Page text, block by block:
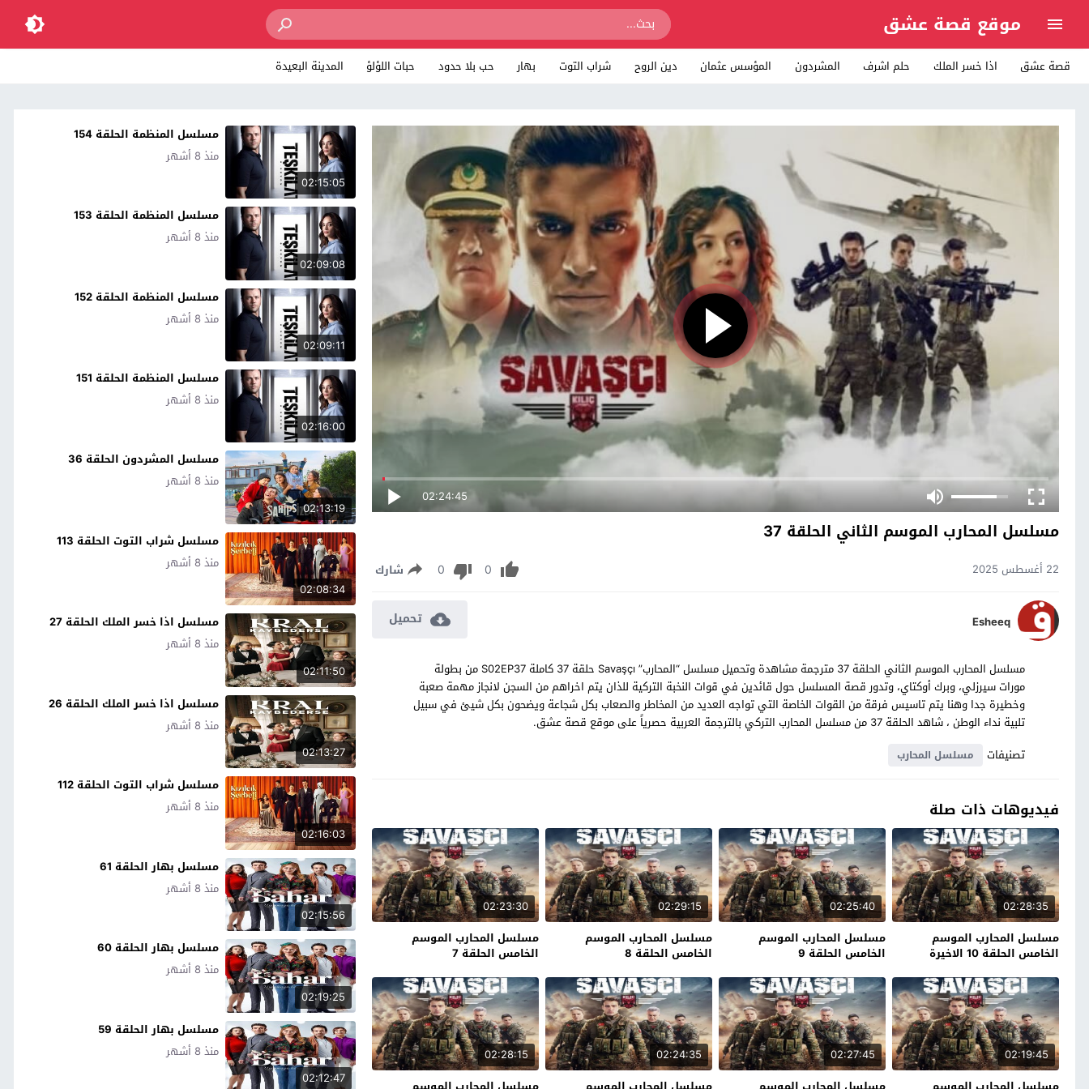
موقع قصة عشق
قصة عشق اذا خسر الملك حلم اشرف المشردون المؤسس عثمان دين الروح شراب التوت بهار حب بلا حدود حبات اللؤلؤ المدينة البعيدة
02:24:45
مسلسل المحارب الموسم الثاني الحلقة 37
22 أغسطس 2025 0
0 شارك
Esheeq تحميل
مسلسل المحارب الموسم الثاني الحلقة 37 مترجمة مشاهدة وتحميل مسلسل “المحارب” Savaşçı حلقة 37 كاملة S02EP37 من بطولة
مورات سيرزلي، وبرك أوكتاي، وتدور قصة المسلسل حول قائدين في قوات النخبة التركية للذان يتم اخراهم من السجن لانجاز مهمة صعبة
وخطيرة جدا وهنا يتم تاسيس فرقة من القوات الخاصة التي تواجه العديد من المخاطر والصعاب بكل شجاعة ويضحون بكل شيئ في سبيل
تلبية نداء الوطن ، شاهد الحلقة 37 من مسلسل المحارب التركي بالترجمة العربية حصرياً على موقع قصة عشق.
تصنيفات
مسلسل المحارب
فيديوهات ذات صلة
02:28:35
مسلسل المحارب الموسم
الخامس الحلقة 10 الاخيرة
02:25:40
مسلسل المحارب الموسم
الخامس الحلقة 9
02:29:15
مسلسل المحارب الموسم
الخامس الحلقة 8
02:23:30
مسلسل المحارب الموسم
الخامس الحلقة 7
02:19:45
02:27:45
02:24:35
02:28:15
02:15:05
مسلسل المنظمة الحلقة 154
منذ 8 أشهر
02:09:08
مسلسل المنظمة الحلقة 153
منذ 8 أشهر
02:09:11
مسلسل المنظمة الحلقة 152
منذ 8 أشهر
02:16:00
مسلسل المنظمة الحلقة 151
منذ 8 أشهر
02:13:19
مسلسل المشردون الحلقة 36
منذ 8 أشهر
02:08:34
مسلسل شراب التوت الحلقة 113
منذ 8 أشهر
02:11:50
مسلسل اذا خسر الملك الحلقة 27
منذ 8 أشهر
02:13:27
مسلسل اذا خسر الملك الحلقة 26
منذ 8 أشهر
02:16:03
مسلسل شراب التوت الحلقة 112
منذ 8 أشهر
02:15:56
مسلسل بهار الحلقة 61
منذ 8 أشهر
02:19:25
مسلسل بهار الحلقة 60
منذ 8 أشهر
02:12:47
مسلسل بهار الحلقة 59
منذ 8 أشهر